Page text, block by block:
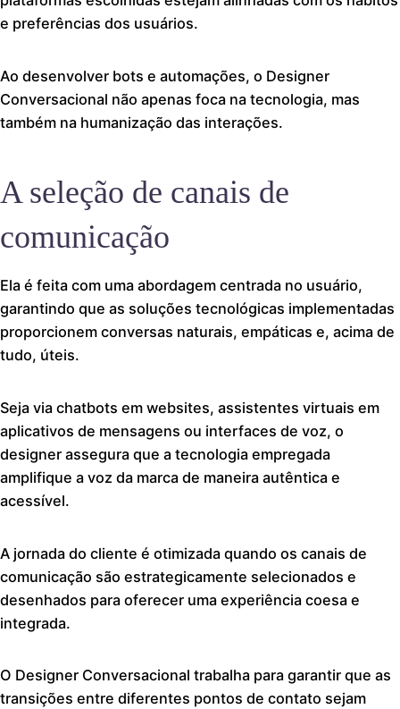
e preferências dos usuários.
Ao desenvolver bots e automações, o Designer
Conversacional não apenas foca na tecnologia, mas
também na humanização das interações.
A seleção de canais de
comunicação
Ela é feita com uma abordagem centrada no usuário,
garantindo que as soluções tecnológicas implementadas
proporcionem conversas naturais, empáticas e, acima de
tudo, úteis.
Seja via chatbots em websites, assistentes virtuais em
aplicativos de mensagens ou interfaces de voz, o
designer assegura que a tecnologia empregada
amplifique a voz da marca de maneira autêntica e
acessível.
A jornada do cliente é otimizada quando os canais de
comunicação são estrategicamente selecionados e
desenhados para oferecer uma experiência coesa e
integrada.
O Designer Conversacional trabalha para garantir que as
transições entre diferentes pontos de contato sejam